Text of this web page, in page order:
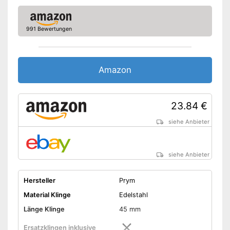
Amazon Lieferzeit
siehe Anbieter
991 Bewertungen
Amazon
23.84 €
siehe Anbieter
siehe Anbieter
Hersteller
Prym
Material Klinge
Edelstahl
Länge Klinge
45 mm
Ersatzklingen inklusive